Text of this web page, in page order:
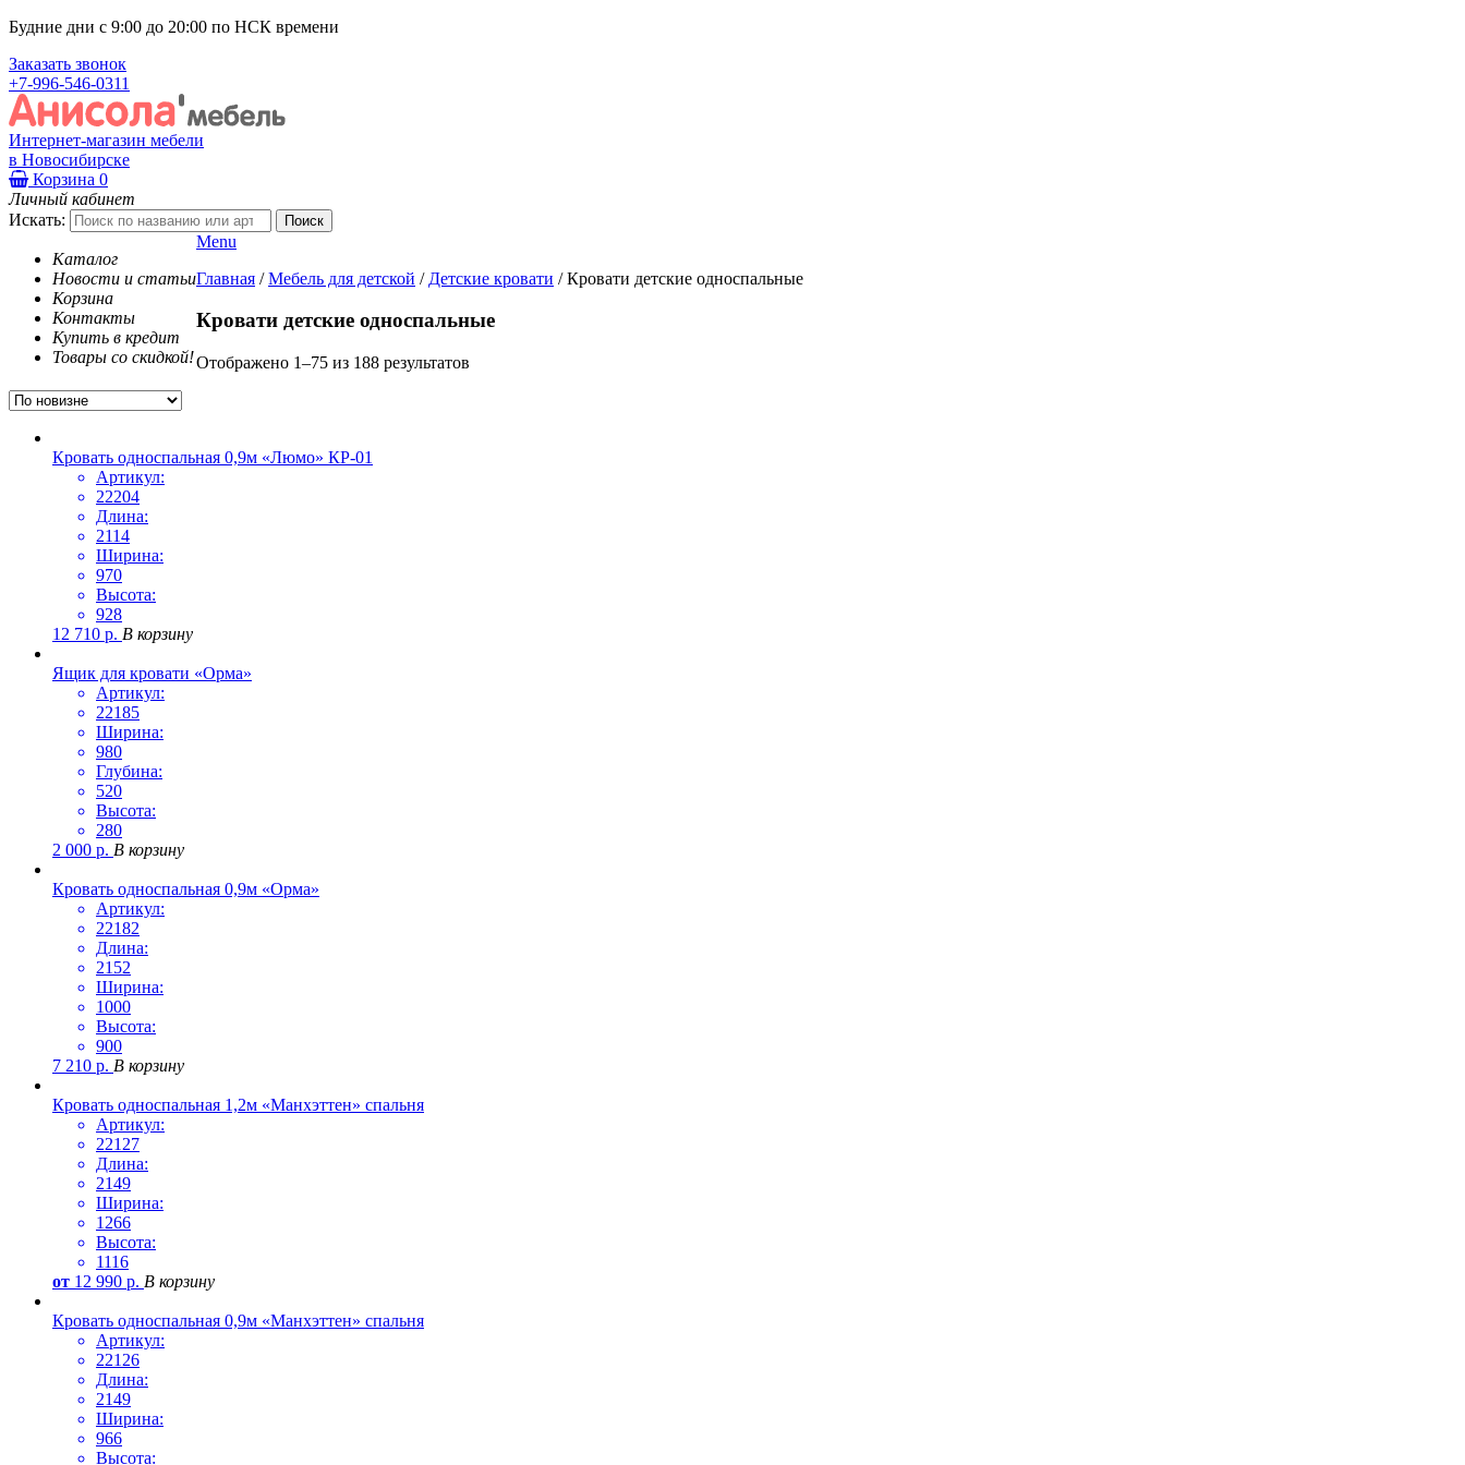
Будние дни с 9:00 до 20:00 по НСК времени
Заказать звонок
+7-996-546-0311
Интернет-магазин мебели
в Новосибирске
Корзина 0
Личный кабинет
Искать:
Каталог
Новости и статьи
Корзина
Контакты
Купить в кредит
Товары со скидкой!
Menu
Главная / Мебель для детской / Детские кровати / Кровати детские односпальные
Кровати детские односпальные
Отображено 1–75 из 188 результатов
Кровать односпальная 0,9м «Люмо» КР-01
Артикул:
22204
Длина:
2114
Ширина:
970
Высота:
928
12 710 р. В корзину
Ящик для кровати «Орма»
Артикул:
22185
Ширина:
980
Глубина:
520
Высота:
280
2 000 р. В корзину
Кровать односпальная 0,9м «Орма»
Артикул:
22182
Длина:
2152
Ширина:
1000
Высота:
900
7 210 р. В корзину
Кровать односпальная 1,2м «Манхэттен» спальня
Артикул:
22127
Длина:
2149
Ширина:
1266
Высота:
1116
от 12 990 р. В корзину
Кровать односпальная 0,9м «Манхэттен» спальня
Артикул:
22126
Длина:
2149
Ширина:
966
Высота: